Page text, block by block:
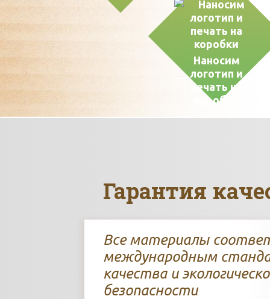
Наносим
логотип и
печать на
коробки
Гарантия
Все материалы
международным
качества и
безопасности